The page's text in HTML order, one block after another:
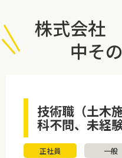
株式会社
中そ
技術職（土木
科不問、未経
正社員 一般